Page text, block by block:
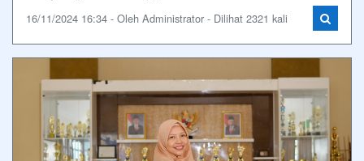
16/11/2024 16:34 - Oleh Administrator - Dilihat 2321 kali